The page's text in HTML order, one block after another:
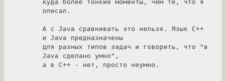
куда более тонкие моменты, чем те, что я
описал.
А с Java сравнивать это нельзя. Язык С++
и Java предназначены
для разных типов задач и говорить, что "в
Java сделано умно",
а в С++ - нет, просто неумно.